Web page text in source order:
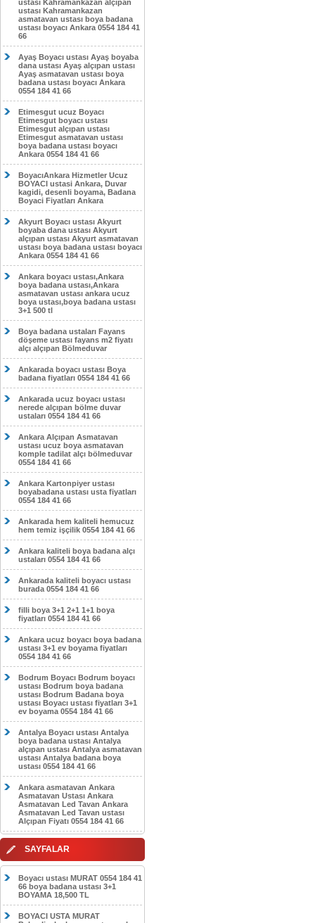
ustası Kahramankazan alçıpan
ustası Kahramankazan
asmatavan ustası boya badana
ustası boyacı Ankara 0554 184 41
66
Ayaş Boyacı ustası Ayaş boyaba
dana ustası Ayaş alçıpan ustası
Ayaş asmatavan ustası boya
badana ustası boyacı Ankara
0554 184 41 66
Etimesgut ucuz Boyacı
Etimesgut boyacı ustası
Etimesgut alçıpan ustası
Etimesgut asmatavan ustası
boya badana ustası boyacı
Ankara 0554 184 41 66
BoyacıAnkara Hizmetler Ucuz
BOYACI ustasi Ankara, Duvar
kagidi, desenli boyama, Badana
Boyaci Fiyatları Ankara
Akyurt Boyacı ustası Akyurt
boyaba dana ustası Akyurt
alçıpan ustası Akyurt asmatavan
ustası boya badana ustası boyacı
Ankara 0554 184 41 66
Ankara boyacı ustası,Ankara
boya badana ustası,Ankara
asmatavan ustası ankara ucuz
boya ustası,boya badana ustası
3+1 500 tl
Boya badana ustaları Fayans
döşeme ustası fayans m2 fiyatı
alçı alçıpan Bölmeduvar
Ankarada boyacı ustası Boya
badana fiyatları 0554 184 41 66
Ankarada ucuz boyacı ustası
nerede alçıpan bölme duvar
ustaları 0554 184 41 66
Ankara Alçıpan Asmatavan
ustası ucuz boya asmatavan
komple tadilat alçı bölmeduvar
0554 184 41 66
Ankara Kartonpiyer ustası
boyabadana ustası usta fiyatları
0554 184 41 66
Ankarada hem kaliteli hemucuz
hem temiz işçilik 0554 184 41 66
Ankara kaliteli boya badana alçı
ustaları 0554 184 41 66
Ankarada kaliteli boyacı ustası
burada 0554 184 41 66
filli boya 3+1 2+1 1+1 boya
fiyatları 0554 184 41 66
Ankara ucuz boyacı boya badana
ustası 3+1 ev boyama fiyatları
0554 184 41 66
Bodrum Boyacı Bodrum boyacı
ustası Bodrum boya badana
ustası Bodrum Badana boya
ustası Boyacı ustası fiyatları 3+1
ev boyama 0554 184 41 66
Antalya Boyacı ustası Antalya
boya badana ustası Antalya
alçıpan ustası Antalya asmatavan
ustası Antalya badana boya
ustası 0554 184 41 66
Ankara asmatavan Ankara
Asmatavan Ustası Ankara
Asmatavan Led Tavan Ankara
Asmatavan Led Tavan ustası
Alçıpan Fiyatı 0554 184 41 66
SAYFALAR
Boyacı ustası MURAT 0554 184 41
66 boya badana ustası 3+1
BOYAMA 18,500 TL
BOYACI USTA MURAT